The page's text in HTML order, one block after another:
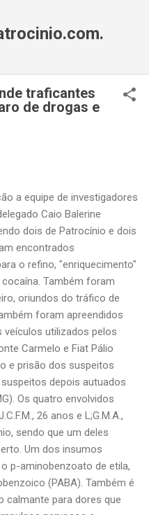
traficantes
de drogas e
a equipe de investigadores
Caio Balerine
dois de Patrocínio e dois
encontrados
o refino, "enriquecimento"
Também foram
oriundos do tráfico de
foram apreendidos
veículos utilizados pelos
Carmelo e Fiat Pálio
e prisão dos suspeitos
depois autuados
Os quatro envolvidos
26 anos e L;G.M.A.,
sendo que um deles
Um dos insumos
p-aminobenzoato de etila,
(PABA). Também é
calmante para dores que